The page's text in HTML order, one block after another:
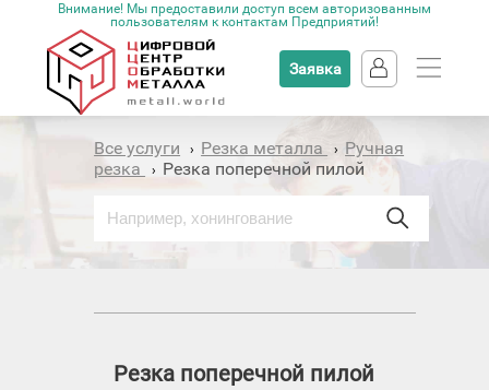
Внимание! Мы предоставили доступ всем авторизованным
пользователям к контактам Предприятий!
Заявка
Все услуги › Резка металла › Ручная
резка
› Резка поперечной пилой
Резка поперечной пилой